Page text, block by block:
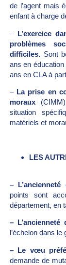
de l’agent mais
enfant à charge
– L’exercice
problèmes
difficiles. Sont
ans en
ans en CLA à
– La prise en
moraux
situation
matériels et
LES
–
points sont
département, en
– L’ancienneté
l’échelon dans le
– Le vœu
demande de